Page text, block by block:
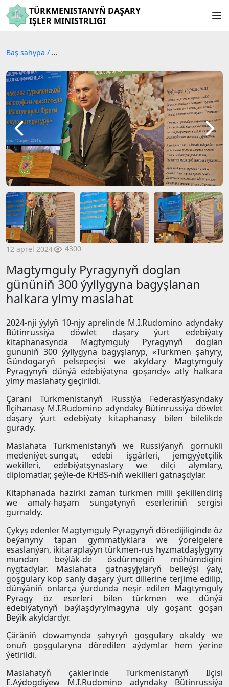
TÜRKMENISTANYŇ DAŞARY
IŞLER MINISTRLIGI
Baş sahypa / ...
12 aprel 2024 4300
Magtymguly Pyragynyň doglan
gününiň 300 ýyllygyna bagyşlanan
halkara ylmy maslahat
2024-nji ýylyň 10-njy aprelinde M.I.Rudomino adyndaky
Bütinrussiýa döwlet daşary ýurt edebiýaty
kitaphanasynda Magtymguly Pyragynyň doglan
gününiň 300 ýyllygyna bagyşlanyp, «Türkmen şahyry,
Gündogaryň pelsepeçisi we akyldary Magtymguly
Pyragynyň dünýä edebiýatyna goşandy» atly halkara
ylmy maslahaty geçirildi.
Çäräni Türkmenistanyň Russiýa Federasiýasyndaky
Ilçihanasy M.I.Rudomino adyndaky Bütinrussiýa döwlet
daşary ýurt edebiýaty kitaphanasy bilen bilelikde
gurady.
Maslahata Türkmenistanyň we Russiýanyň görnükli
medeniýet-sungat, edebi işgärleri, jemgyýetçilik
wekilleri, edebiýatşynaslary we dilçi alymlary,
diplomatlar, şeýle-de KHBS-niň wekilleri gatnaşdylar.
Kitaphanada häzirki zaman türkmen milli şekillendiriş
we amaly-haşam sungatynyň eserleriniň sergisi
gurnaldy.
Çykyş edenler Magtymguly Pyragynyň döredijiliginde öz
beýanyny tapan gymmatlyklara we ýörelgelere
esaslanýan, ikitaraplaýyn türkmen-rus hyzmatdaşlygyny
mundan beýläk-de ösdürmegiň möhümdigini
nygtadylar. Maslahata gatnaşyjylaryň belleýşi ýaly,
goşgulary köp sanly daşary ýurt dillerine terjime edilip,
dünýäniň onlarça ýurdunda neşir edilen Magtymguly
Pyragy öz eserleri bilen türkmen we dünýä
edebiýatynyň baýlaşdyrylmagyna uly goşant goşan
Beýik akyldardyr.
Çäräniň dowamynda şahyryň goşgulary okaldy we
onuň goşgularyna döredilen aýdymlar hem ýerine
ýetirildi.
Maslahatyň çäklerinde Türkmenistanyň Ilçisi
E.Aýdogdiýew M.I.Rudomino adyndaky Bütinrussiýa